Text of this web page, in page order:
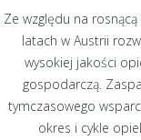
Ze względu na
latach w Austrii
wysokiej jakości
gospodarczą.
tymczasowego
okres i cykle